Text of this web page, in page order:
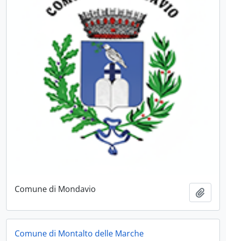
Comune di Mondavio
Comune di Montalto delle Marche